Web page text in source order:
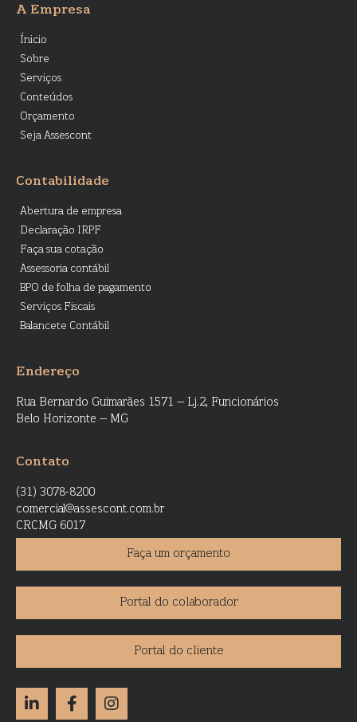
A Empresa
Ínicio
Sobre
Serviços
Conteúdos
Orçamento
Seja Assescont
Contabilidade
Abertura de empresa
Declaração IRPF
Faça sua cotação
Assessoria contábil
BPO de folha de pagamento
Serviços Fiscais
Balancete Contábil
Endereço
Rua Bernardo Guimarães 1571 – Lj.2, Funcionários
Belo Horizonte – MG
Contato
(31) 3078-8200
comercial@assescont.com.br
CRCMG 6017
Faça um orçamento
Portal do colaborador
Portal do cliente